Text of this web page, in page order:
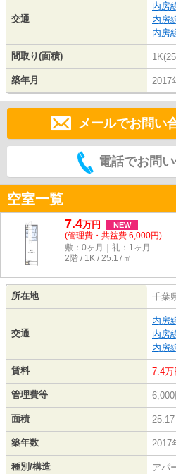
交通
内房
内房
内房
間取り(面積)
築年月 2017
メールでお問い
電話でお問
空室一覧
7.4万円 NEW
(管理費・共益費 6,000円)
敷：0ヶ月｜礼：1ヶ月
2階 / 1K / 25.17㎡
所在地 千葉
交通
内房
内房
内房
賃料 7.4万
管理費等 6,000
面積 25.17
築年数 2017
種別/構造 アパ